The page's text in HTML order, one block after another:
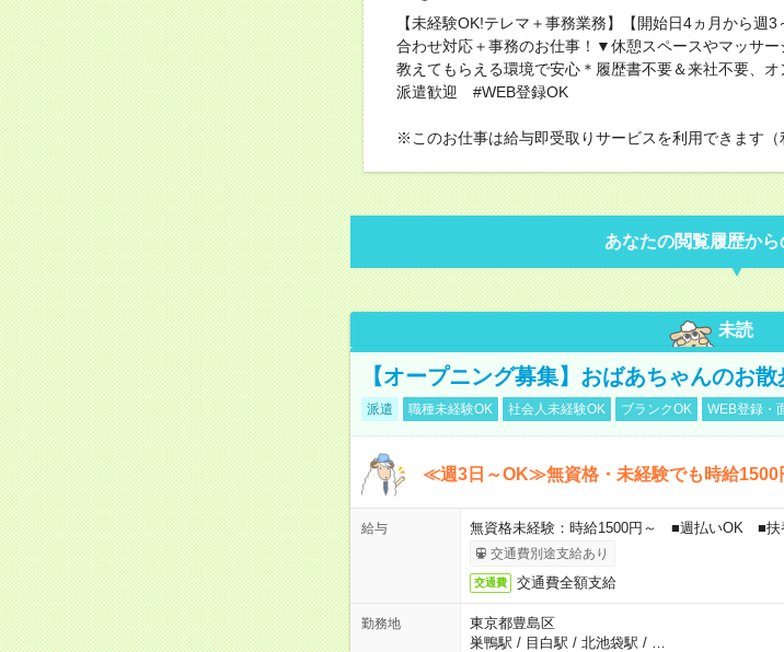
【未経験OK!テレマ＋事務業務】【開始日4ヵ月から
合わせ対応＋事務のお仕事！▼休憩スペースやマッサ
教えてもらえる環境で安心＊履歴書不要＆来社不要、
派遣歓迎 #WEB登録OK
※このお仕事は給与即受取りサービスを利用できます（
あなたの閲覧履歴から
未読
【オープニング募集】おばあちゃんのお
派遣 職種未経験OK 社会人未経験OK ブランクOK WEB登録・
≪週3日～OK≫無資格・未経験でも時給1500
給与 無資格未経験：時給1500円～ ■週払いOK ■
交通費別途支給あり
交通費 交通費全額支給
勤務地
東京都豊島区
巣鴨駅 / 目白駅 / 北池袋駅 /